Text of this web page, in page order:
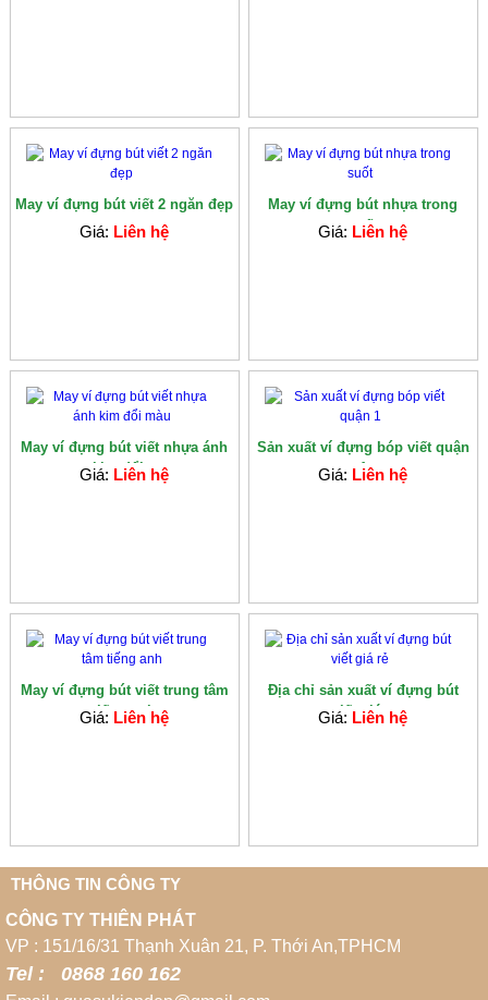
May ví đựng bút viết 2 ngăn đẹp
Giá: Liên hệ
May ví đựng bút nhựa trong
suốt
Giá: Liên hệ
May ví đựng bút viết nhựa ánh
kim đổi...
Giá: Liên hệ
Sản xuất ví đựng bóp viết quận
1
Giá: Liên hệ
May ví đựng bút viết trung tâm
tiếng anh
Giá: Liên hệ
Địa chỉ sản xuất ví đựng bút
viết giá...
Giá: Liên hệ
THÔNG TIN CÔNG TY
CÔNG TY THIÊN PHÁT
VP : 151/16/31 Thạnh Xuân 21, P. Thới An,TPHCM
Tel : 0868 160 162